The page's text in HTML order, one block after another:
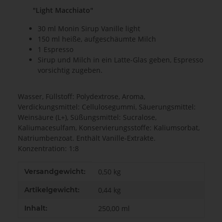
"Light Macchiato"
30 ml Monin Sirup Vanille light
150 ml heiße, aufgeschäumte Milch
1 Espresso
Sirup und Milch in ein Latte-Glas geben, Espresso
vorsichtig zugeben.
Wasser, Füllstoff: Polydextrose, Aroma,
Verdickungsmittel: Cellulosegummi, Säuerungsmittel:
Weinsäure (L+), Süßungsmittel: Sucralose,
Kaliumacesulfam, Konservierungsstoffe: Kaliumsorbat,
Natriumbenzoat. Enthält Vanille-Extrakte.
Konzentration: 1:8
Produkteigenschaft
Wert
Versandgewicht: 0,50 kg
Artikelgewicht: 0,44 kg
Inhalt: 250,00 ml